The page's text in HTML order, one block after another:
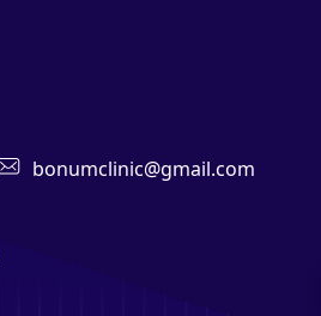
bonumclinic@gmail.com